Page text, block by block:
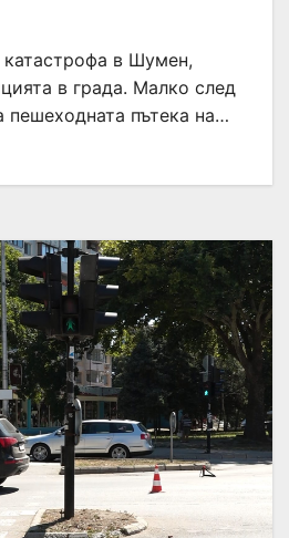
в Шумен,
в града. Малко след
пешеходната пътека на…